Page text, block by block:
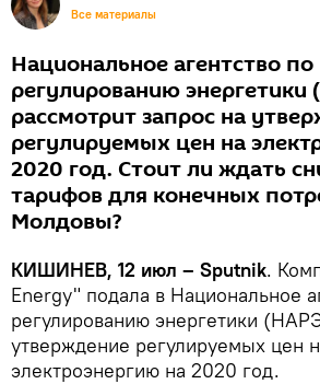
Все материалы
Национальное агентство по
регулированию энергетики
рассмотрит запрос на
регулируемых цен на
2020 год. Стоит ли ждать
тарифов для конечных
Молдовы?
КИШИНЕВ, 12 июл – Sputnik.
Energy" подала в Национальное
регулированию энергетики
утверждение регулируемых цен
электроэнергию на 2020 год.